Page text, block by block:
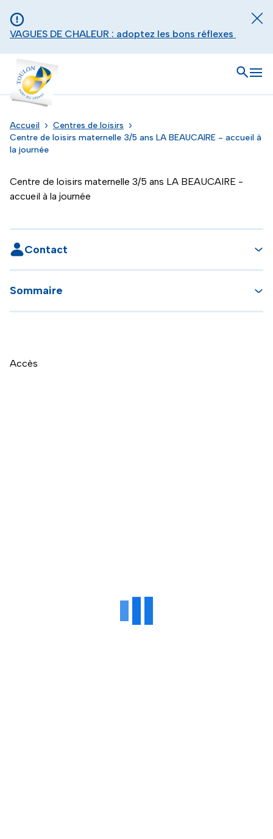
VAGUES DE CHALEUR : adoptez les bons réflexes
Toulon - Port du levant, retour à l'accueil
Ouvrir
Accueil
Centres de loisirs
Centre de loisirs maternelle 3/5 ans LA BEAUCAIRE - accueil à
la journée
Centre de loisirs maternelle 3/5 ans LA BEAUCAIRE -
accueil à la journée
Contact
Sommaire
Accès